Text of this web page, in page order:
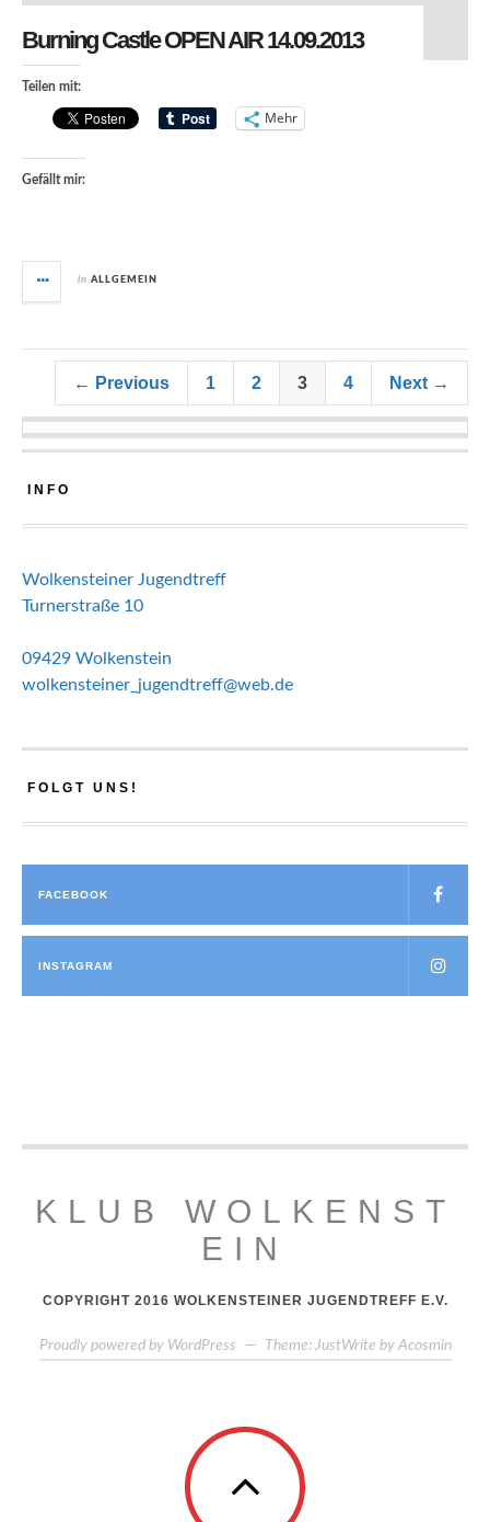
Burning Castle OPEN AIR 14.09.2013
Teilen mit:
Mehr
Gefällt mir:
in ALLGEMEIN
← Previous 1 2 3 4 Next →
INFO
Wolkensteiner Jugendtreff
Turnerstraße 10
09429 Wolkenstein
wolkensteiner_jugendtreff@web.de
FOLGT UNS!
FACEBOOK
INSTAGRAM
KLUB WOLKENST
EIN
COPYRIGHT 2016 WOLKENSTEINER JUGENDTREFF E.V.
Proudly powered by WordPress — Theme: JustWrite by Acosmin